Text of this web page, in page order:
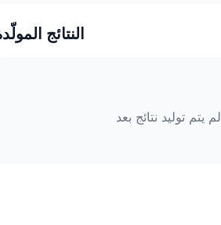
النتائج
لم يتم توليد نتائج بعد